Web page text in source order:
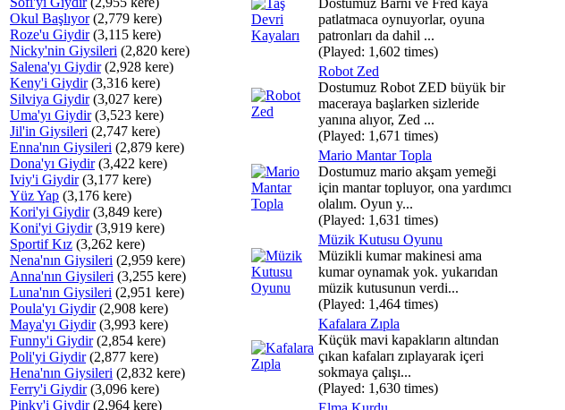
Okul Başlıyor(2,779 kere)
Roze'u Giydir(3,115 kere)
Nicky'nin Giysileri (2,820 kere)
Salena'yı Giydir(2,928 kere)
Keny'i Giydir(3,316 kere)
Silviya Giydir(3,027 kere)
Uma'yı Giydir(3,523 kere)
Jil'in Giysileri (2,747 kere)
Enna'nın Giysileri (2,879 kere)
Dona'yı Giydir(3,422 kere)
Iviy'i Giydir(3,177 kere)
Yüz Yap (3,176 kere)
Kori'yi Giydir(3,849 kere)
Koni'yi Giydir(3,919 kere)
Sportif Kız (3,262 kere)
Nena'nın Giysileri (2,959 kere)
Anna'nın Giysileri (3,255 kere)
Luna'nın Giysileri (2,951 kere)
Poula'yı Giydir(2,908 kere)
Maya'yı Giydir(3,993 kere)
Funny'i Giydir(2,854 kere)
Poli'yi Giydir(2,877 kere)
Hena'nın Giysileri (2,832 kere)
Ferry'i Giydir(3,096 kere)
Pinky'i Giydir(2,964 kere)
Dostumuz Barni ve Fred kaya
patlatmaca oynuyorlar, oyuna
patronları da dahil ...
(Played: 1,602 times)
Robot Zed
Dostumuz Robot ZED büyük bir
maceraya başlarken sizleride
yanına alıyor, Zed ...
(Played: 1,671 times)
Mario Mantar Topla
Dostumuz mario akşam yemeği
için mantar topluyor, ona yardımcı
olalım. Oyun y...
(Played: 1,631 times)
Müzik Kutusu Oyunu
Müzikli kumar makinesi ama
kumar oynamak yok. yukarıdan
müzik kutusunun verdi...
(Played: 1,464 times)
Kafalara Zıpla
Küçük mavi kapakların altından
çıkan kafaları zıplayarak içeri
sokmaya çalışı...
(Played: 1,630 times)